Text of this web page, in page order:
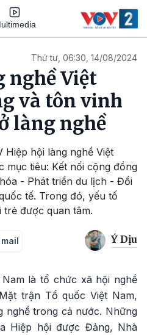
Thứ tư, 06:30, 14/08/2024
nghề Việt
và tôn vinh
làng nghề
Hiệp hội làng nghề Việt
mục tiêu: Kết nối cộng đồng
- Phát triển du lịch - Đổi
tế. Trong đó, yếu tố
được quan tâm.
Ý Dịu
là tổ chức xã hội nghề
trận Tổ quốc Việt Nam,
nghề trong cả nước. Những
Hiệp hội được Đảng, Nhà